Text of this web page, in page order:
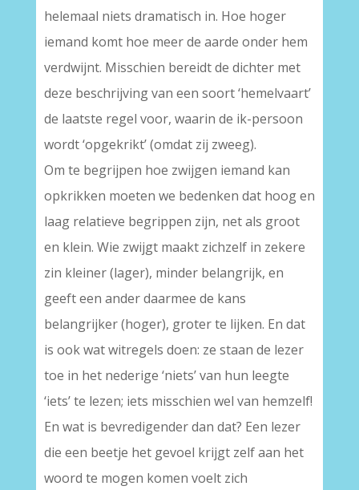
helemaal niets dramatisch in. Hoe hoger
iemand komt hoe meer de aarde onder hem
verdwijnt. Misschien bereidt de dichter met
deze beschrijving van een soort ‘hemelvaart’
de laatste regel voor, waarin de ik-persoon
wordt ‘opgekrikt’ (omdat zij zweeg).
Om te begrijpen hoe zwijgen iemand kan
opkrikken moeten we bedenken dat hoog en
laag relatieve begrippen zijn, net als groot
en klein. Wie zwijgt maakt zichzelf in zekere
zin kleiner (lager), minder belangrijk, en
geeft een ander daarmee de kans
belangrijker (hoger), groter te lijken. En dat
is ook wat witregels doen: ze staan de lezer
toe in het nederige ‘niets’ van hun leegte
‘iets’ te lezen; iets misschien wel van hemzelf!
En wat is bevredigender dan dat? Een lezer
die een beetje het gevoel krijgt zelf aan het
woord te mogen komen voelt zich